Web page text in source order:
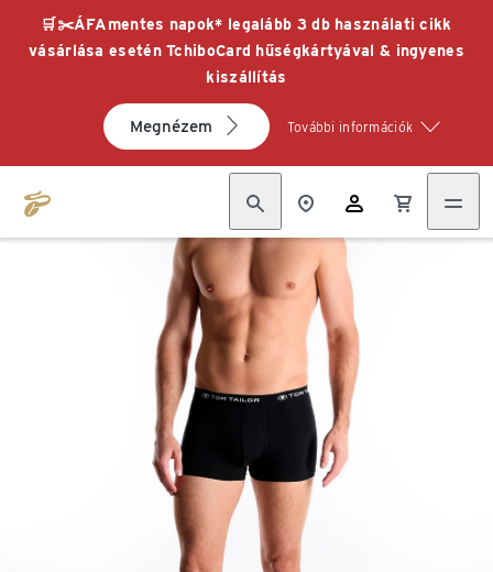
🛒✂️ÁFAmentes napok* legalább 3 db használati cikk
vásárlása esetén TchiboCard hűségkártyával & ingyenes
kiszállítás
Megnézem További információk